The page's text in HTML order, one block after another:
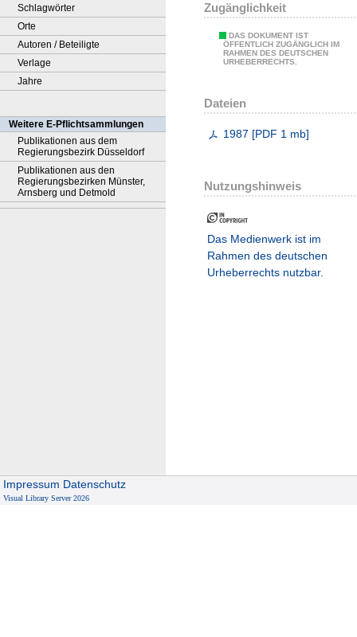
Schlagwörter
Orte
Autoren / Beteiligte
Verlage
Jahre
Weitere E-Pflichtsammlungen
Publikationen aus dem
Regierungsbezirk Düsseldorf
Publikationen aus den
Regierungsbezirken Münster,
Arnsberg und Detmold
Zugänglichkeit
DAS DOKUMENT IST
ÖFFENTLICH ZUGÄNGLICH IM
RAHMEN DES DEUTSCHEN
URHEBERRECHTS.
Dateien
1987 [PDF 1 mb]
Nutzungshinweis
Das Medienwerk ist im
Rahmen des deutschen
Urheberrechts nutzbar.
Impressum Datenschutz
Visual Library Server 2026